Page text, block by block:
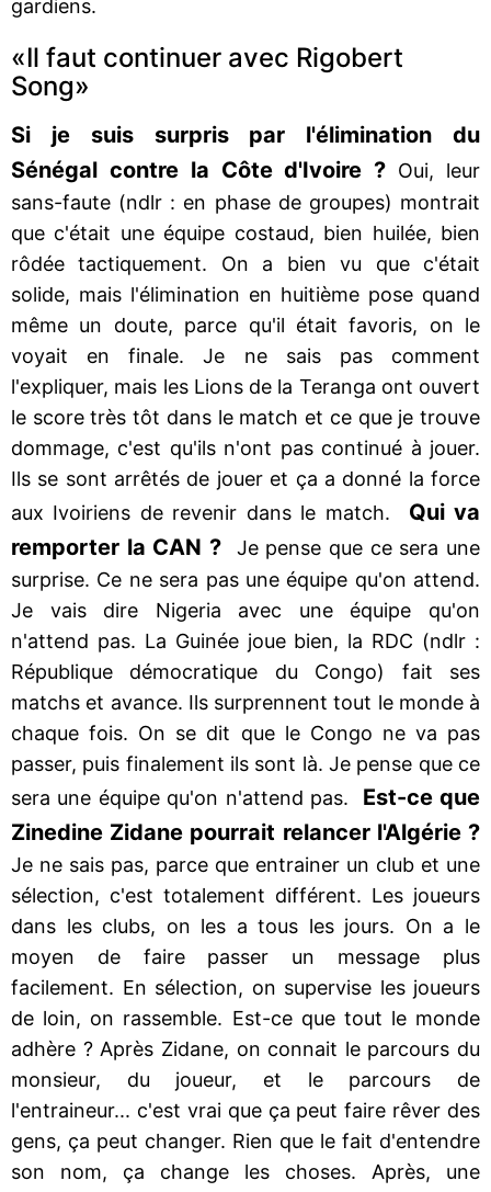
gardiens.
«Il faut continuer avec Rigobert
Song»
Si je suis surpris par l'élimination du
Sénégal contre la Côte d'Ivoire ? Oui, leur
sans-faute (ndlr : en phase de groupes) montrait
que c'était une équipe costaud, bien huilée, bien
rôdée tactiquement. On a bien vu que c'était
solide, mais l'élimination en huitième pose quand
même un doute, parce qu'il était favoris, on le
voyait en finale. Je ne sais pas comment
l'expliquer, mais les Lions de la Teranga ont ouvert
le score très tôt dans le match et ce que je trouve
dommage, c'est qu'ils n'ont pas continué à jouer.
Ils se sont arrêtés de jouer et ça a donné la force
aux Ivoiriens de revenir dans le match. Qui va
remporter la CAN ?
Je pense que ce sera une
surprise. Ce ne sera pas une équipe qu'on attend.
Je vais dire Nigeria avec une équipe qu'on
n'attend pas. La Guinée joue bien, la RDC (ndlr :
République démocratique du Congo) fait ses
matchs et avance. Ils surprennent tout le monde à
chaque fois. On se dit que le Congo ne va pas
passer, puis finalement ils sont là. Je pense que ce
sera une équipe qu'on n'attend pas. Est-ce que
Zinedine Zidane pourrait relancer l'Algérie ?
Je ne sais pas, parce que entrainer un club et une
sélection, c'est totalement différent. Les joueurs
dans les clubs, on les a tous les jours. On a le
moyen de faire passer un message plus
facilement. En sélection, on supervise les joueurs
de loin, on rassemble. Est-ce que tout le monde
adhère ? Après Zidane, on connait le parcours du
monsieur, du joueur, et le parcours de
l'entraineur... c'est vrai que ça peut faire rêver des
gens, ça peut changer. Rien que le fait d'entendre
son nom, ça change les choses. Après, une